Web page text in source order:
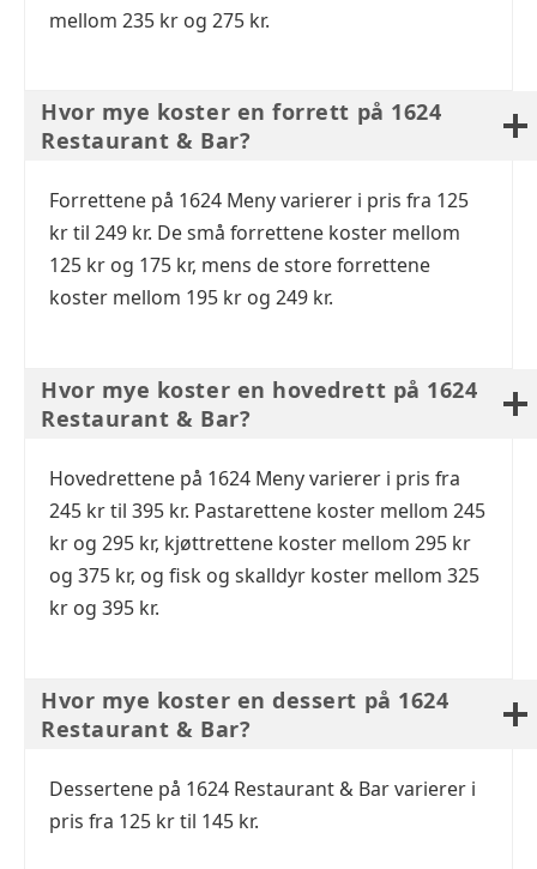
mellom 235 kr og 275 kr.
Hvor mye koster en forrett på 1624
Restaurant & Bar?
Forrettene på 1624 Meny varierer i pris fra 125
kr til 249 kr. De små forrettene koster mellom
125 kr og 175 kr, mens de store forrettene
koster mellom 195 kr og 249 kr.
Hvor mye koster en hovedrett på 1624
Restaurant & Bar?
Hovedrettene på 1624 Meny varierer i pris fra
245 kr til 395 kr. Pastarettene koster mellom 245
kr og 295 kr, kjøttrettene koster mellom 295 kr
og 375 kr, og fisk og skalldyr koster mellom 325
kr og 395 kr.
Hvor mye koster en dessert på 1624
Restaurant & Bar?
Dessertene på 1624 Restaurant & Bar varierer i
pris fra 125 kr til 145 kr.